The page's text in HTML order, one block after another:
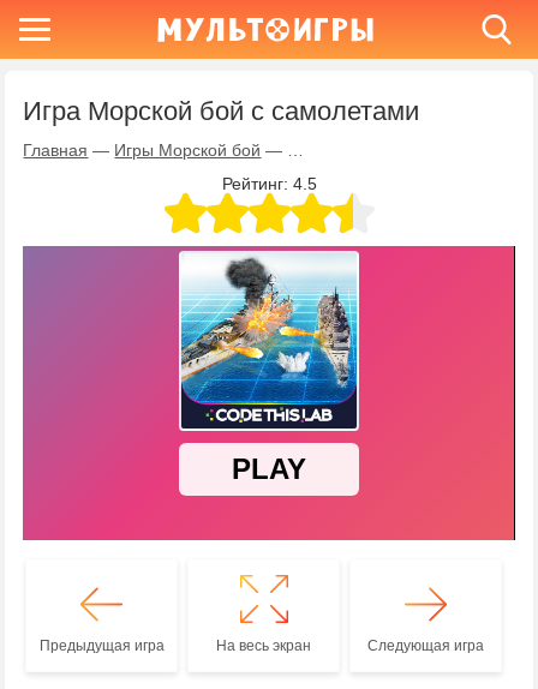
Игра Морской бой с самолетами
Главная — Игры Морской бой —
Рейтинг: 4.5
Предыдущая игра На весь экран Следующая игра